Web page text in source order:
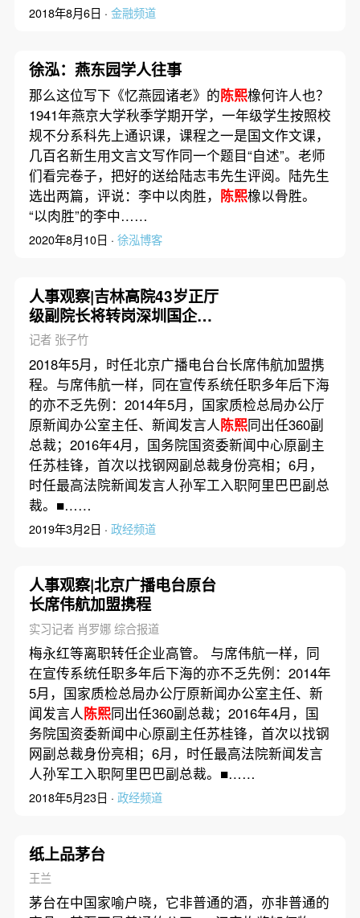
2018年8月6日 · 金融频道
徐泓：燕东园学人往事
那么这位写下《忆燕园诸老》的陈熙橡何许人也？
1941年燕京大学秋季学期开学，一年级学生按照校
规不分系科先上通识课，课程之一是国文作文课，
几百名新生用文言文写作同一个题目“自述”。老师
们看完卷子，把好的送给陆志韦先生评阅。陆先生
选出两篇，评说：李中以肉胜， 陈熙橡以骨胜。
“以肉胜”的李中……
2020年8月10日 · 徐泓博客
人事观察|吉林高院43岁正厅
级副院长将转岗深圳国企董
事长
记者 张子竹
2018年5月，时任北京广播电台台长席伟航加盟携
程。与席伟航一样，同在宣传系统任职多年后下海
的亦不乏先例：2014年5月，国家质检总局办公厅
原新闻办公室主任、新闻发言人陈熙同出任360副
总裁；2016年4月，国务院国资委新闻中心原副主
任苏桂锋，首次以找钢网副总裁身份亮相；6月，
时任最高法院新闻发言人孙军工入职阿里巴巴副总
裁。■……
2019年3月2日 · 政经频道
人事观察|北京广播电台原台
长席伟航加盟携程
实习记者 肖罗娜 综合报道
梅永红等离职转任企业高管。 与席伟航一样，同
在宣传系统任职多年后下海的亦不乏先例：2014年
5月，国家质检总局办公厅原新闻办公室主任、新
闻发言人陈熙同出任360副总裁；2016年4月，国
务院国资委新闻中心原副主任苏桂锋，首次以找钢
网副总裁身份亮相；6月，时任最高法院新闻发言
人孙军工入职阿里巴巴副总裁。■……
2018年5月23日 · 政经频道
纸上品茅台
王兰
茅台在中国家喻户晓，它非普通的酒，亦非普通的